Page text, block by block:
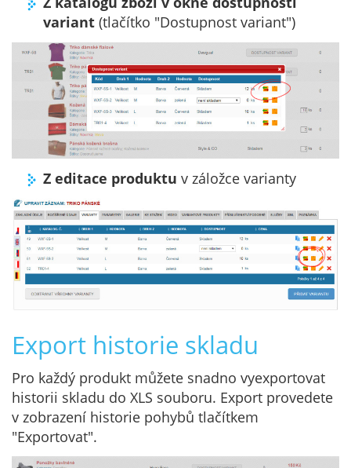
variant (tlačítko "Dostupnost variant")
Z editace produktu v záložce varianty
Export historie skladu
Pro každý produkt můžete snadno vyexportovat
historii skladu do XLS souboru. Export provedete
v zobrazení historie pohybů tlačítkem
"Exportovat".